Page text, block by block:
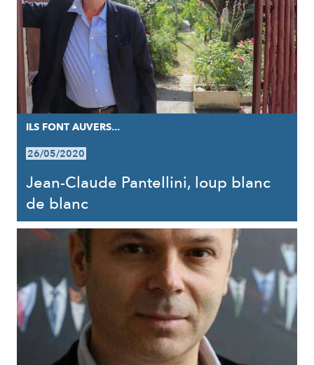
ILS FONT AUVERS...
26/05/2020
Jean-Claude Pantellini, loup blanc
de blanc